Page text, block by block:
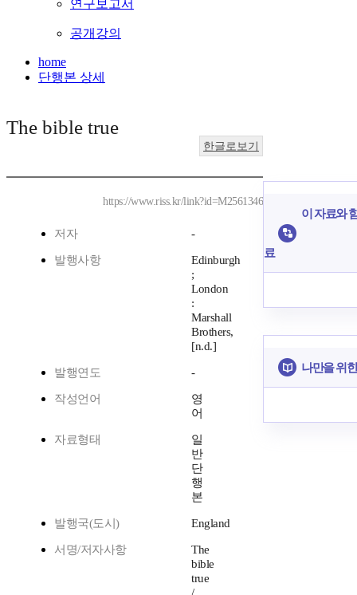
연구보고서
공개강의
home
단행본 상세
The bible true
한글로보기
https://www.riss.kr/link?id=M2561346
저자 -
발행사항
Edinburgh
;
London
:
Marshall
Brothers,
[n.d.]
발행연도 -
작성언어
영
어
자료형태
일
반
단
행
본
발행국(도시) England
서명/저자사항
The
bible
true
이 자료와
료
나만을 위